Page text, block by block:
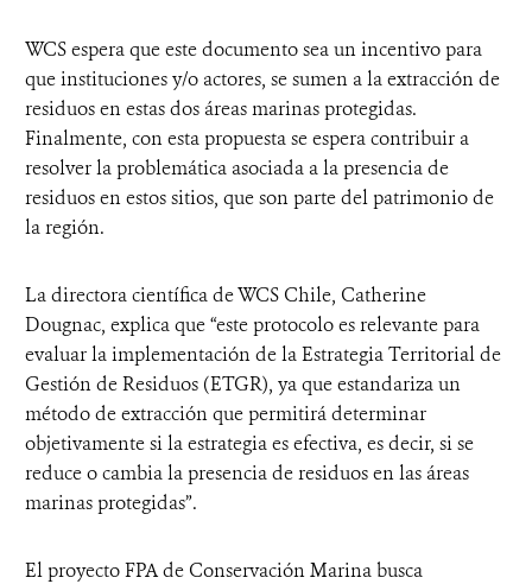
WCS espera que este documento sea un incentivo para
que instituciones y/o actores, se sumen a la extracción de
residuos en estas dos áreas marinas protegidas.
Finalmente, con esta propuesta se espera contribuir a
resolver la problemática asociada a la presencia de
residuos en estos sitios, que son parte del patrimonio de
la región.
La directora científica de WCS Chile, Catherine
Dougnac, explica que “este protocolo es relevante para
evaluar la implementación de la Estrategia Territorial de
Gestión de Residuos (ETGR), ya que estandariza un
método de extracción que permitirá determinar
objetivamente si la estrategia es efectiva, es decir, si se
reduce o cambia la presencia de residuos en las áreas
marinas protegidas”.
El proyecto FPA de Conservación Marina busca